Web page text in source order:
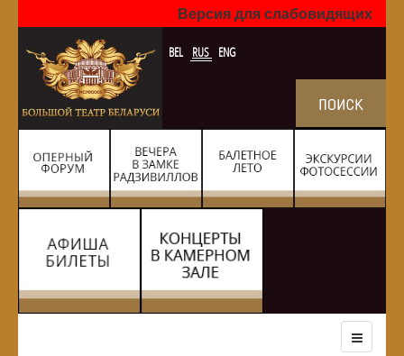
Версия для слабовидящих
BEL RUS ENG